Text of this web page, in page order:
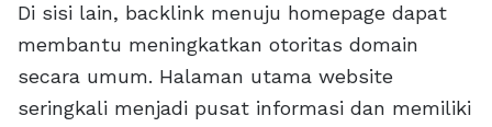
Di sisi lain, backlink menuju homepage dapat
membantu meningkatkan otoritas domain
secara umum. Halaman utama website
seringkali menjadi pusat informasi dan memiliki